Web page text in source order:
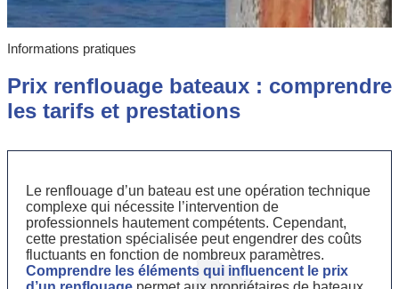
Informations pratiques
Prix renflouage bateaux : comprendre
les tarifs et prestations
Le renflouage d’un bateau est une opération technique
complexe qui nécessite l’intervention de
professionnels hautement compétents. Cependant,
cette prestation spécialisée peut engendrer des coûts
fluctuants en fonction de nombreux paramètres.
Comprendre les éléments qui influencent le prix